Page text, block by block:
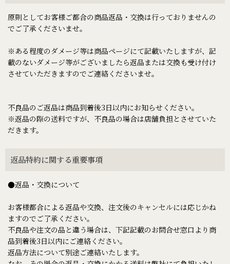
原則としてお客様ご都合の商品返品・交換は行っておりませんの
でご了承くださいませ。
※ある程度のダメージ等は商品ページにて記載いたしますが、記
載のないダメージ等がございましたら返品または交換も受け付け
させていただきますのでご連絡くださいませ。
不良品のご返品は商品到着後3日以内にお知らせください。
※返品の際の送料ですが、不良品の場合は店舗負担とさせていた
だきます。
返品特約に関する重要事項
●返品・交換について
お客様都合による返品や交換、注文後のキャンセルには応じかね
ますのでご了承ください。
不良品や注文の品と違う場合は、下記記載のお問合せ窓口より商
品到着後3日以内にご連絡ください。
返品方法について別途ご連絡いたします。